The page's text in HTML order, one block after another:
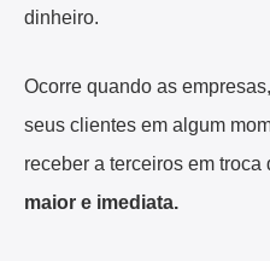
dinheiro.
Ocorre quando as
seus clientes em algum
receber a terceiros em troca
maior e imediata.